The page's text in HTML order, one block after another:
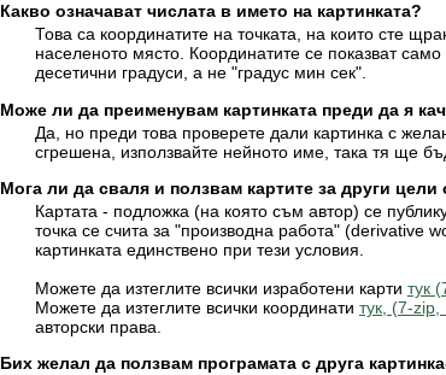
Какво означават числата в името на картинката?
Това са координатите на точката, на които сте
населеното място. Координатите се показват
десетични градуси, а не "градус мин сек".
Може ли да преименувам картинката преди да я
Да, но преди това проверете дали картинка с
сгрешена, използвайте нейното име, така тя ще
Мога ли да сваля и ползвам картите за други
Картата - подложка (на която съм автор) се
точка се счита за "производна работа" (derivative
картинката единствено при тези условия.
Можете да изтеглите всички изработени карти тук
Можете да изтеглите всички координати тук, (7-zip,
авторски права.
Бих желал да ползвам програмата с друга